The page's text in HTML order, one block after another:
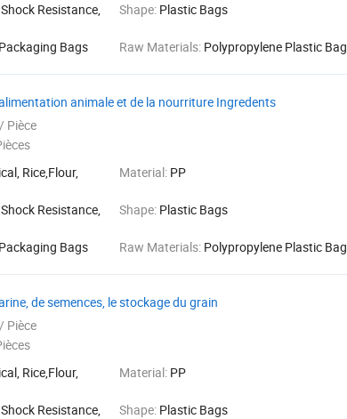
Resistance,
Shape: Plastic Bags
Bags Raw Materials: Polypropylene Plastic Bag
animale et de la nourriture Ingredents
/ Pièce
Rice,Flour,
Material: PP
Resistance,
Shape: Plastic Bags
Bags Raw Materials: Polypropylene Plastic Bag
de semences, le stockage du grain
/ Pièce
Rice,Flour,
Material: PP
Resistance,
Shape: Plastic Bags